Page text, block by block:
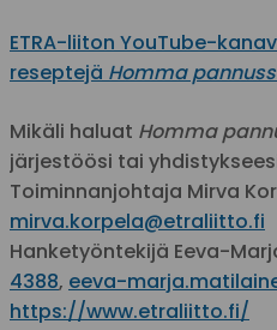
ETRA-liiton YouTube-
reseptejä Homma
Mikäli haluat Homma
järjestöösi tai
Toiminnanjohtaja Mirva
mirva.korpela@etraliitto.fi
Hanketyöntekijä Eeva-
4388, eeva-
https://www.etraliitto.fi/